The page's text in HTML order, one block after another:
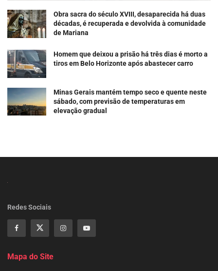
Obra sacra do século XVIII, desaparecida há duas
décadas, é recuperada e devolvida à comunidade
de Mariana
Homem que deixou a prisão há três dias é morto a
tiros em Belo Horizonte após abastecer carro
Minas Gerais mantém tempo seco e quente neste
sábado, com previsão de temperaturas em
elevação gradual
Redes Sociais
Mapa do Site